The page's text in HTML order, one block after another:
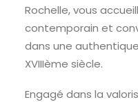
Rochelle, vous
contemporain et
dans une
XVIIIème siècle.
Engagé dans la